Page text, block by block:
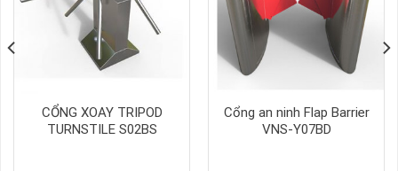
CỔNG XOAY TRIPOD
TURNSTILE S02BS
Cổng an ninh Flap Barrier
VNS-Y07BD